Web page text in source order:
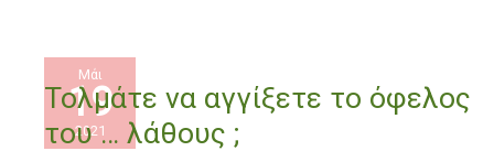
Μάι
19
2021
Τολμάτε να αγγίξετε το όφελος
του … λάθους ;
Τολμάτε
να
αγγίξετε